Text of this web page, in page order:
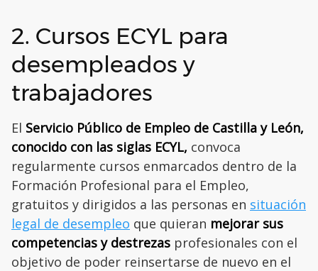
2. Cursos ECYL para
desempleados y
trabajadores
El Servicio Público de Empleo de Castilla y León,
conocido con las siglas ECYL, convoca
regularmente cursos enmarcados dentro de la
Formación Profesional para el Empleo,
gratuitos y dirigidos a las personas en situación
legal de desempleo que quieran mejorar sus
competencias y destrezas profesionales con el
objetivo de poder reinsertarse de nuevo en el